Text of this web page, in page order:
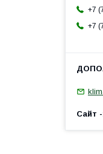
+7
+7
Сайт -